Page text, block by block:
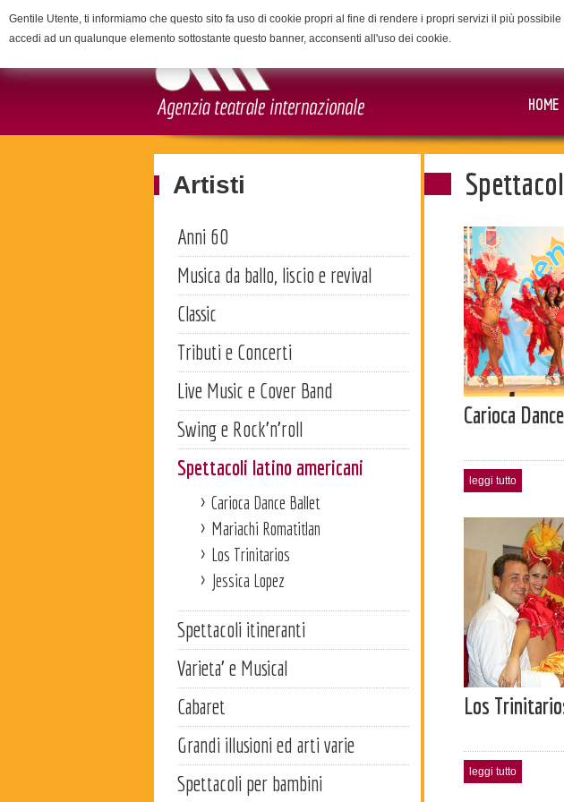
Gentile Utente, ti informiamo che questo sito fa uso di cookie propri al fine di rendere i propri servizi il più
accedi ad un qualunque elemento sottostante questo banner, acconsenti all'uso dei cookie.
HOME
Artisti
Anni 60
Musica da ballo, liscio e revival
Classic
Tributi e Concerti
Live Music e Cover Band
Swing e Rock'n'roll
Spettacoli latino americani
Carioca Dance Ballet
Mariachi Romatitlan
Los Trinitarios
Jessica Lopez
Spettacoli itineranti
Varieta' e Musical
Cabaret
Grandi illusioni ed arti varie
Spettacoli per bambini
Carioca
leggi tutto
Los
leggi tutto